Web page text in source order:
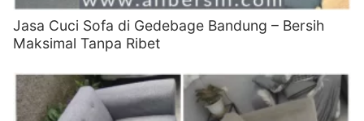
Jasa Cuci Sofa di Gedebage Bandung – Bersih
Maksimal Tanpa Ribet